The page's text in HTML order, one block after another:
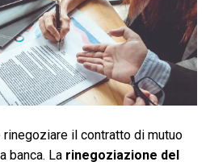
il contratto di mutuo
banca. La rinegoziazione del